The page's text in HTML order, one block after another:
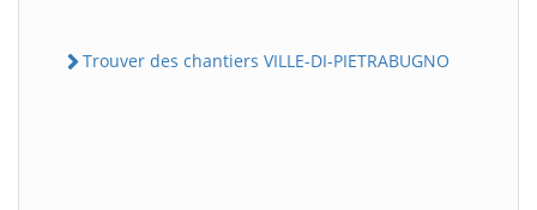
Trouver des chantiers VILLE-DI-PIETRABUGNO